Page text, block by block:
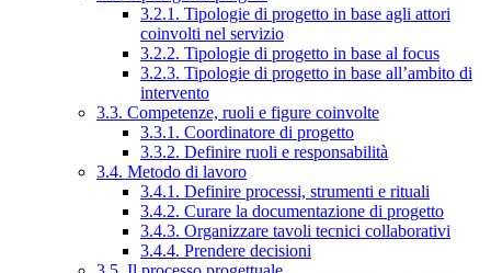
3.2.1. Tipologie di progetto in base agli attori
coinvolti nel servizio
3.2.2. Tipologie di progetto in base al focus
3.2.3. Tipologie di progetto in base all’ambito di
intervento
3.3. Competenze, ruoli e figure coinvolte
3.3.1. Coordinatore di progetto
3.3.2. Definire ruoli e responsabilità
3.4. Metodo di lavoro
3.4.1. Definire processi, strumenti e rituali
3.4.2. Curare la documentazione di progetto
3.4.3. Organizzare tavoli tecnici collaborativi
3.4.4. Prendere decisioni